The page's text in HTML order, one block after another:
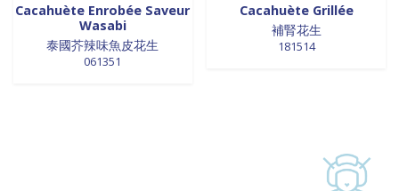
Cacahuète Enrobée Saveur
Wasabi
泰國芥辣味魚皮花生
061351
Cacahuète Grillée
補腎花生
181514